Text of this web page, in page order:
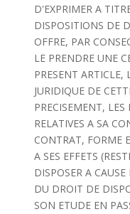
D'EXPRIMER A
DISPOSITIONS DE
OFFRE, PAR
LE PRENDRE UNE
PRESENT ARTICLE,
JURIDIQUE DE
PRECISEMENT,
RELATIVES A SA
CONTRAT, FORME
A SES EFFETS
DISPOSER A
DU DROIT DE
SON ETUDE EN